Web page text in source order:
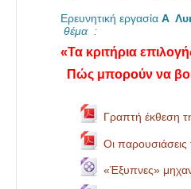
Ερευνητική εργασία Α
θέμα :
«Τα κριτήρια
Πώς μπορούν να
Γραπτή έκθεση
Οι
«Έξυπνες»